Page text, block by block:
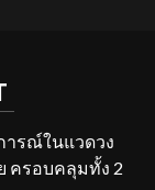
ารณ์ในแวดวง
ครอบคลุมทั้ง 2